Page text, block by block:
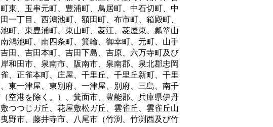
東、玉串元町、豊浦町、鳥居町、中石切町、中
一丁目、西鴻池町、額田町、布市町、箱殿町、
町、東豊浦町、東山町、菱江、菱屋東、瓢箪山
鴻池町、南四条町、箕輪、御幸町、元町、山手
田、吉田本町、吉田下島、吉原、六万寺町及び
和田市、泉南市、阪南市、泉南郡、泉北郡忠岡
、正雀本町、庄屋、千里丘、千里丘新町、千里
東一津屋、東別府、一津屋、別府、三島、南千
空港を除く。）、箕面市、豊能郡、兵庫県伊丹
つつじガ丘、花屋敷松ガ丘、雲雀丘、雲雀丘山
野市、藤井寺市、八尾市（竹渕、竹渕西及び竹